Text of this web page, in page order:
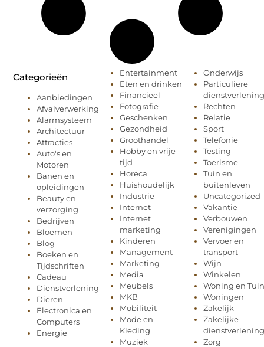
Categorieën
Aanbiedingen
Afvalverwerking
Alarmsysteem
Architectuur
Attracties
Auto's en
Motoren
Banen en
opleidingen
Beauty en
verzorging
Bedrijven
Bloemen
Blog
Boeken en
Tijdschriften
Cadeau
Dienstverlening
Dieren
Electronica en
Computers
Energie
Entertainment
Eten en drinken
Financieel
Fotografie
Geschenken
Gezondheid
Groothandel
Hobby en vrije
tijd
Horeca
Huishoudelijk
Industrie
Internet
Internet
marketing
Kinderen
Management
Marketing
Media
Meubels
MKB
Mobiliteit
Mode en
Kleding
Muziek
Onderwijs
Particuliere
dienstverlening
Rechten
Relatie
Sport
Telefonie
Testing
Toerisme
Tuin en
buitenleven
Uncategorized
Vakantie
Verbouwen
Verenigingen
Vervoer en
transport
Wijn
Winkelen
Woning en Tuin
Woningen
Zakelijk
Zakelijke
dienstverlening
Zorg